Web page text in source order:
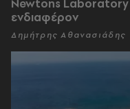
Newtons Laboratory
ενδιαφέρον
Δημήτρης Αθανασιάδης